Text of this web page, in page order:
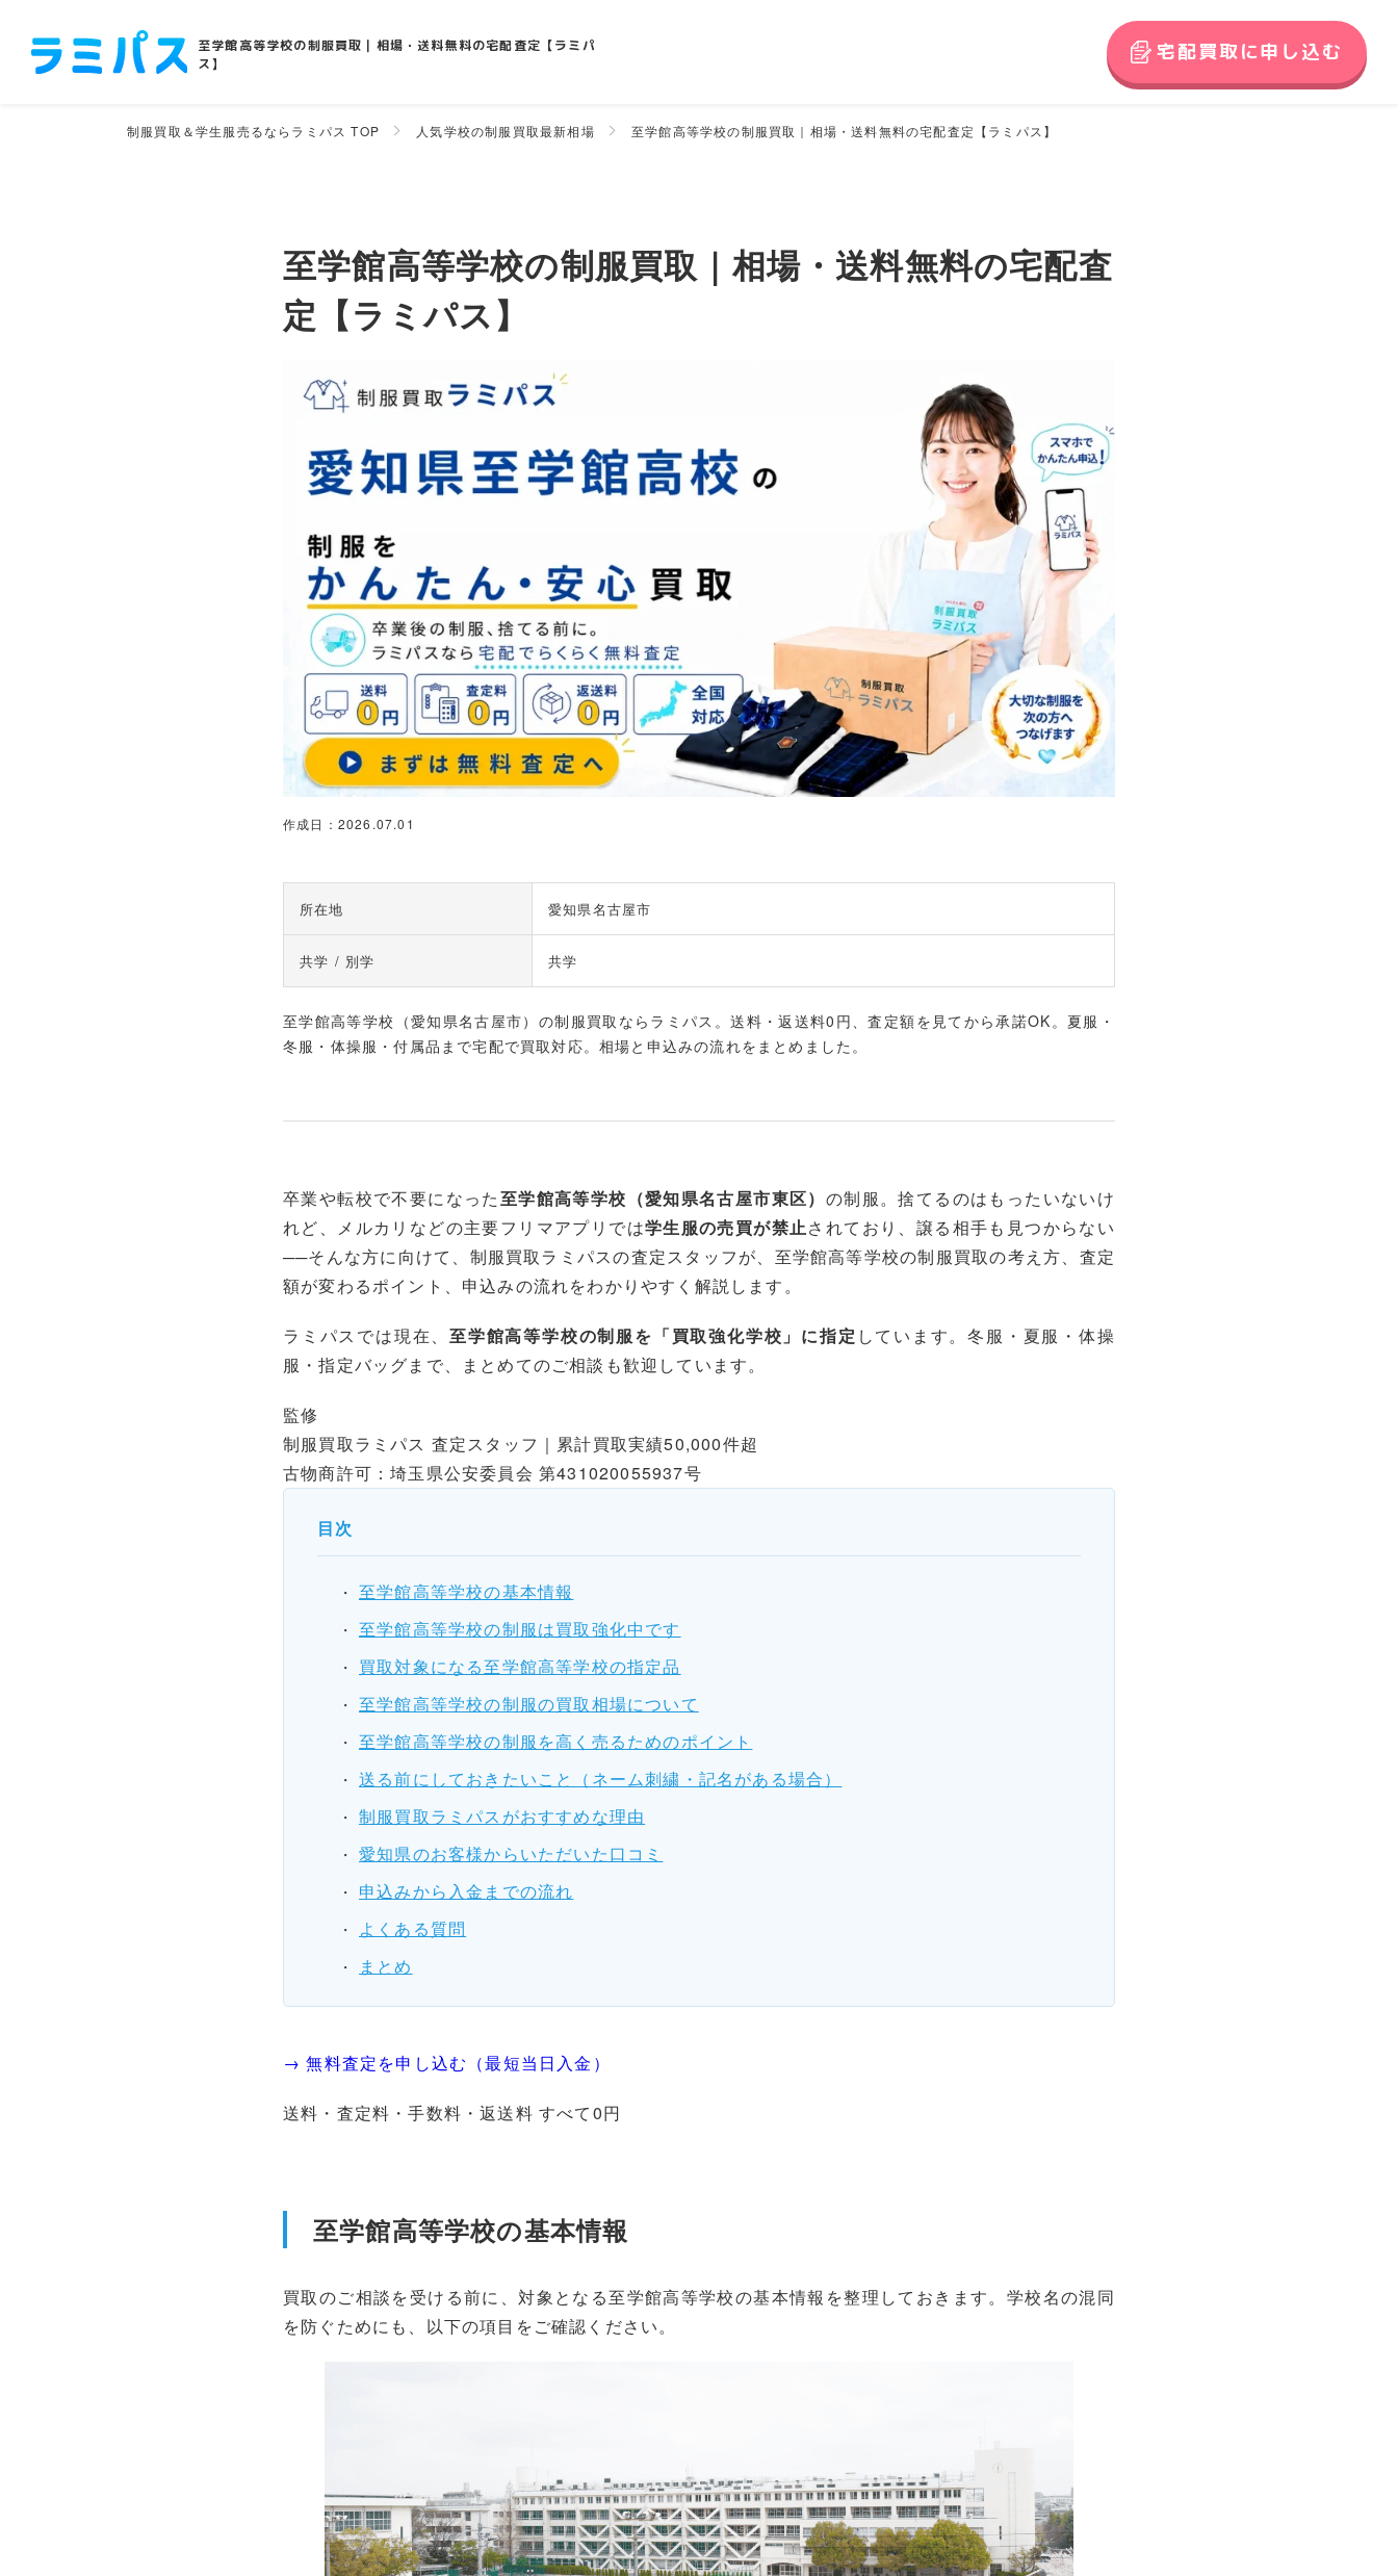
至学館高等学校の制服買取｜相場・送料無料の宅配査定【ラミパ
ス】
宅配買取に申し込む
制服買取＆学生服売るならラミパス TOP 人気学校の制服買取最新相場 至学館高等学校の制服買取｜相場・送料無料の宅配査定【ラミパス】
至学館高等学校の制服買取｜相場・送料無料の宅配査
定【ラミパス】
作成日：2026.07.01
所在地 愛知県名古屋市
共学 / 別学 共学
至学館高等学校（愛知県名古屋市）の制服買取ならラミパス。送料・返送料0円、査定額を見てから承諾OK。夏服・
冬服・体操服・付属品まで宅配で買取対応。相場と申込みの流れをまとめました。
卒業や転校で不要になった至学館高等学校（愛知県名古屋市東区） の制服。捨てるのはもったいないけ
れど、メルカリなどの主要フリマアプリでは学生服の売買が禁止されており、譲る相手も見つからない
──そんな方に向けて、制服買取ラミパスの査定スタッフが、至学館高等学校の制服買取の考え方、査定
額が変わるポイント、申込みの流れをわかりやすく解説します。
ラミパスでは現在、至学館高等学校の制服を「買取強化学校」に指定 しています。冬服・夏服・体操
服・指定バッグまで、まとめてのご相談も歓迎しています。
監修
制服買取ラミパス 査定スタッフ｜累計買取実績50,000件超
古物商許可：埼玉県公安委員会 第431020055937号
目次
至学館高等学校の基本情報
至学館高等学校の制服は買取強化中です
買取対象になる至学館高等学校の指定品
至学館高等学校の制服の買取相場について
至学館高等学校の制服を高く売るためのポイント
送る前にしておきたいこと（ネーム刺繍・記名がある場合）
制服買取ラミパスがおすすめな理由
愛知県のお客様からいただいた口コミ
申込みから入金までの流れ
よくある質問
まとめ
→ 無料査定を申し込む（最短当日入金）
送料・査定料・手数料・返送料 すべて0円
至学館高等学校の基本情報
買取のご相談を受ける前に、対象となる至学館高等学校の基本情報を整理しておきます。学校名の混同
を防ぐためにも、以下の項目をご確認ください。